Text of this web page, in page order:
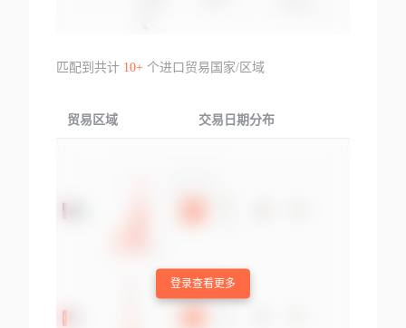
匹配到共计 10+个进口贸易国家/区域
贸易区域 交易日期分布
登录查看更多